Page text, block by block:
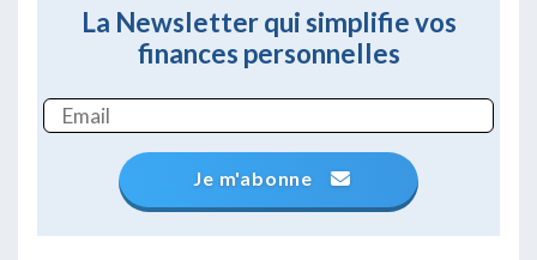
La Newsletter qui simplifie vos
finances personnelles
Je m'abonne